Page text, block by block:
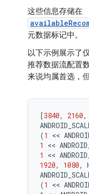
这些信息存储在
元数据标记中。
以下示例展示了
推荐数据流配置
来说均属首选，
[3840, 2160,
(1 <<
1
<<
1
<<
1920, 1080,
(1 <<